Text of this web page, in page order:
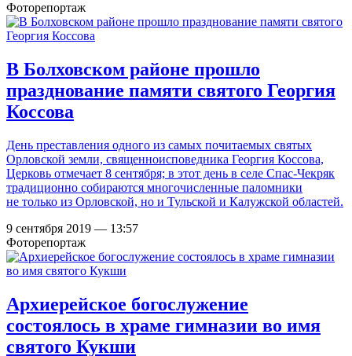
Фоторепортаж
В Болховском районе прошло
празднование памяти святого Георгия
Коссова
День преставления одного из самых почитаемых святых
Орловской земли, священноисповедника Георгия Коссова,
Церковь отмечает 8 сентября; в этот день в селе Спас-Чекряк
традиционно собираются многочисленные паломники
не только из Орловской, но и Тульской и Калужской областей.
9 сентября 2019 — 13:57
Фоторепортаж
Архиерейское богослужение
состоялось в храме гимназии во имя
святого Кукши